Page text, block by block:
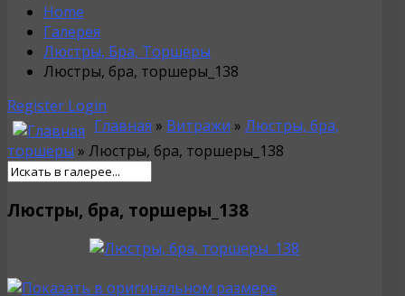
Home
Галерея
Люстры, Бра, Торшеры
Люстры, бра, торшеры_138
Register Login
Главная » Витражи » Люстры, бра,
торшеры » Люстры, бра, торшеры_138
Люстры, бра, торшеры_138